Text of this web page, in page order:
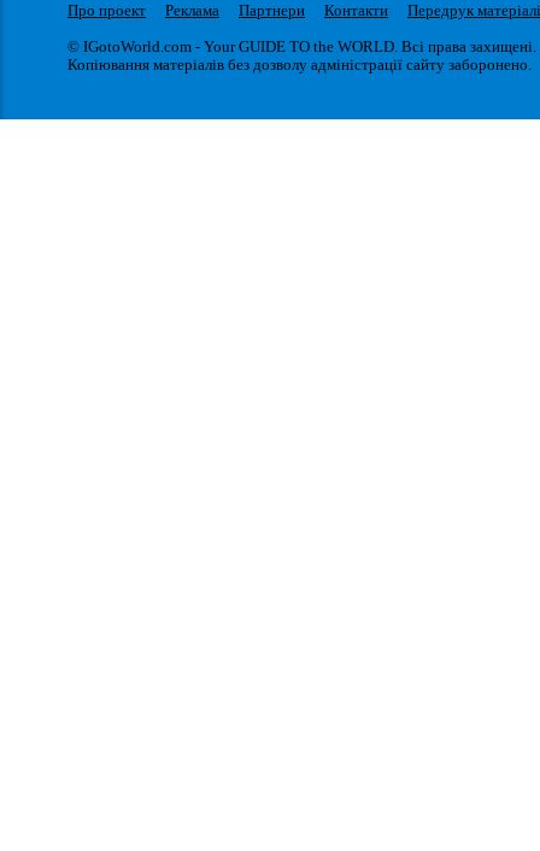
Про проект Реклама Партнери Контакти
Передрук
© IGotoWorld.com - Your GUIDE TO the WORLD. Всі права захищені.
Копіювання матеріалів без дозволу адміністрації сайту заборонено.